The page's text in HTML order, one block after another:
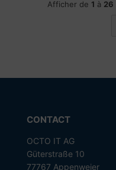
Afficher de 1 à 26
CONTACT
OCTO IT AG
Güterstraße 10
77767 Appenweier